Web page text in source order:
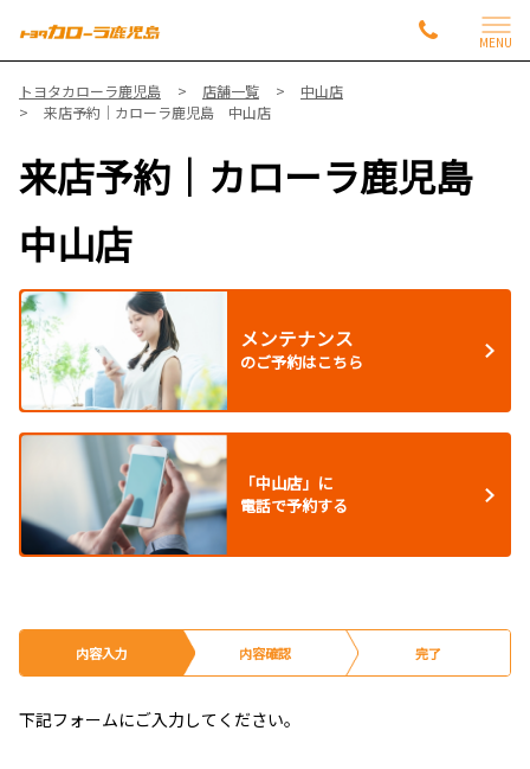
MENU
トヨタカローラ鹿児島 店舗一覧
中山店
来店予約｜カローラ鹿児島 中山店
来店予約｜カローラ鹿児島
中山店
メンテナンス
のご予約はこちら
「中山店」に
電話で予約する
内容入力 内容確認 完了
下記フォームにご入力してください。